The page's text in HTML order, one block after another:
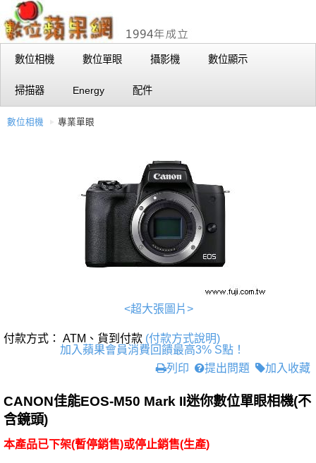
數位相機 數位單眼 攝影機 數位顯示
掃描器 Energy 配件
數位相機 專業單眼
<超大張圖片>
付款方式： ATM、貨到付款 (付款方式說明)
加入蘋果會員消費回饋最高3% S點！
列印
提出問題 加入收藏
CANON佳能EOS-M50 Mark II迷你數位單眼相機(不
含鏡頭)
本產品已下架(暫停銷售)或停止銷售(生產)